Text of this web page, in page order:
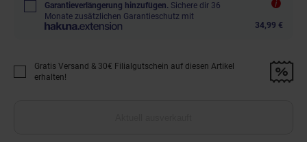
Garantieverlängerung hinzufügen. Sichere dir 36
Monate zusätzlichen Garantieschutz mit
34,99 €
Promotion "Gratis Versand &amp; 30€ Filialgutschein auf diesen Artikel
Gratis Versand & 30€ Filialgutschein auf diesen Artikel
erhalten!